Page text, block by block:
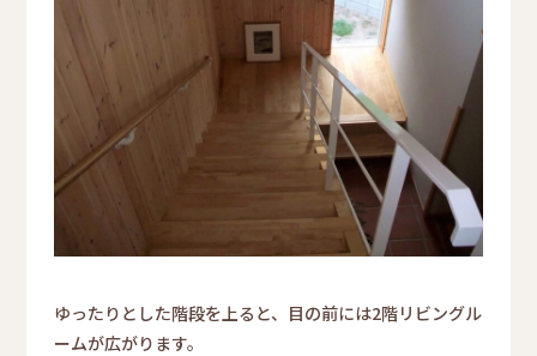
ゆったりとした階段を上ると、目の前には2階リビングル
ームが広がります。